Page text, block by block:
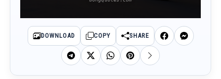
DOWNLOAD COPY SHARE